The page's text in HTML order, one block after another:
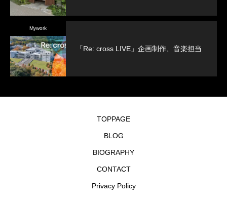
Mywork
「Re: cross LIVE」企画制作、音楽担当
TOPPAGE
BLOG
BIOGRAPHY
CONTACT
Privacy Policy